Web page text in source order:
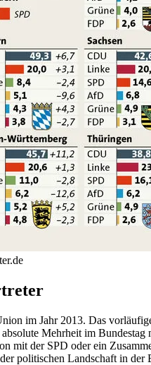
im Jahr 2013. Das
Mehrheit im
mit der SPD oder ein
politischen Landschaft in der